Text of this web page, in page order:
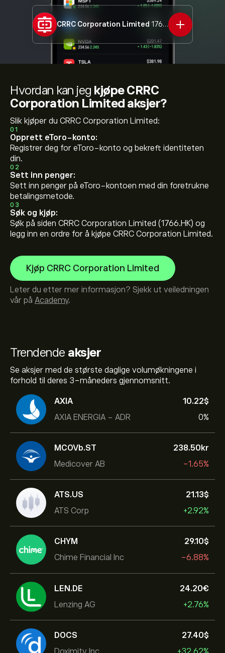
CRRC Corporation Limited 1766.HK
Trendende aksjer
Se aksjer med de største daglige volumøkningene i
forhold til deres 3-måneders gjennomsnitt.
AXIA
AXIA ENERGIA - ADR
10.22‎$‎
0%
MCOVb.ST
Medicover AB
238.50‎kr‎
-1.65%
ATS.US
ATS Corp
21.13‎$‎
+2.92%
CHYM
Chime Financial Inc
29.10‎$‎
-6.88%
LEN.DE
Lenzing AG
24.20‎€‎
+2.76%
DOCS
27.40‎$‎
Hvordan kan jeg kjøpe CRRC
Corporation Limited aksjer?
Slik kjøper du CRRC Corporation Limited:
01
Opprett eToro-konto:
Registrer deg for eToro-konto og bekreft identiteten
din.
02
Sett inn penger:
Sett inn penger på eToro-kontoen med din foretrukne
betalingsmetode.
03
Søk og kjøp:
Søk på siden CRRC Corporation Limited (1766.HK) og
legg inn en ordre for å kjøpe CRRC Corporation Limited.
Kjøp CRRC Corporation Limited
Leter du etter mer informasjon? Sjekk ut veiledningen
vår på Academy.